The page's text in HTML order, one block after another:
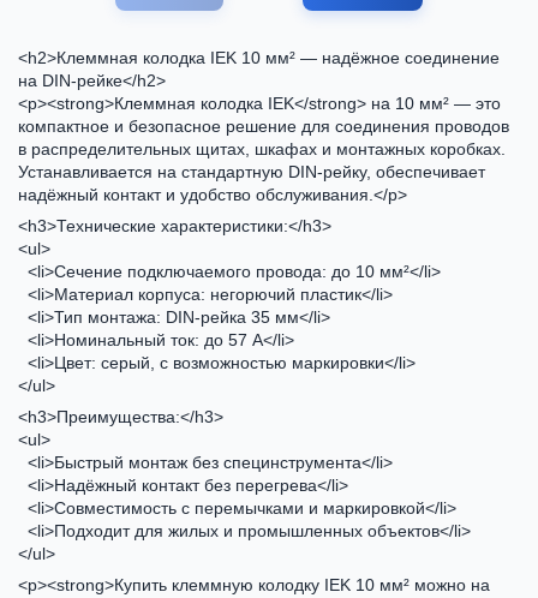
<h2>Клеммная колодка IEK 10 мм² — надёжное соединение
на DIN-рейке</h2>
<p><strong>Клеммная колодка IEK</strong> на 10 мм² — это
компактное и безопасное решение для соединения проводов
в распределительных щитах, шкафах и монтажных коробках.
Устанавливается на стандартную DIN-рейку, обеспечивает
надёжный контакт и удобство обслуживания.</p>
<h3>Технические характеристики:</h3>
<ul>
<li>Сечение подключаемого провода: до 10 мм²</li>
<li>Материал корпуса: негорючий пластик</li>
<li>Тип монтажа: DIN-рейка 35 мм</li>
<li>Номинальный ток: до 57 А</li>
<li>Цвет: серый, с возможностью маркировки</li>
</ul>
<h3>Преимущества:</h3>
<ul>
<li>Быстрый монтаж без специнструмента</li>
<li>Надёжный контакт без перегрева</li>
<li>Совместимость с перемычками и маркировкой</li>
<li>Подходит для жилых и промышленных объектов</li>
</ul>
<p><strong>Купить клеммную колодку IEK 10 мм² можно на